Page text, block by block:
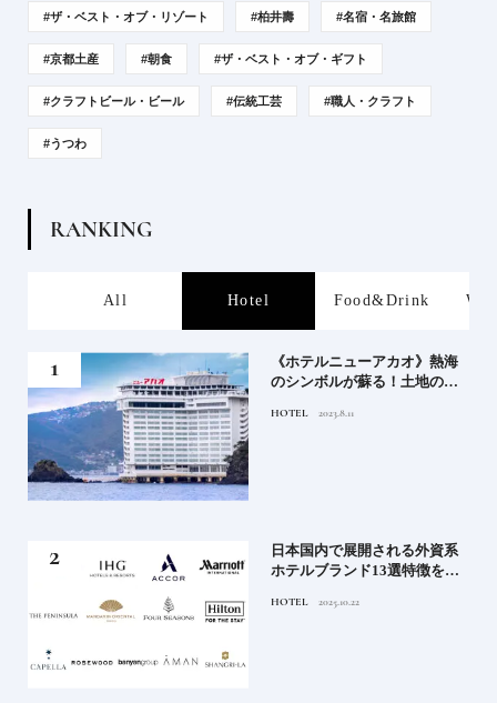
#ザ・ベスト・オブ・リゾート #柏井壽 #名宿・名旅館
#京都土産 #朝食 #ザ・ベスト・オブ・ギフト
#クラフトビール・ビール #伝統工芸 #職人・クラフト
#うつわ
RANKING
All Hotel Food&Drink
《ホテルニューアカオ》熱海
のシンボルが蘇る！土地の歴
HOTEL 2023.8.11
日本国内で展開される外資系
ホテルブランド13選特徴を知
満喫｜ホテルブランド大解剖
HOTEL 2025.10.22